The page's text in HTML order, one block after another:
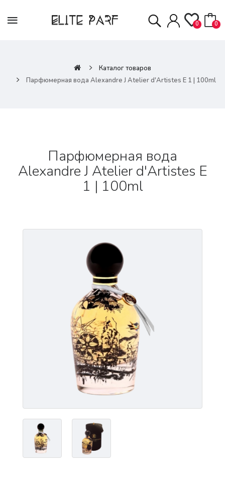
0 0
Каталог товаров
Парфюмерная вода Alexandre J Atelier d'Artistes E 1 | 100ml
Парфюмерная вода
Alexandre J Atelier d'Artistes E
1 | 100ml